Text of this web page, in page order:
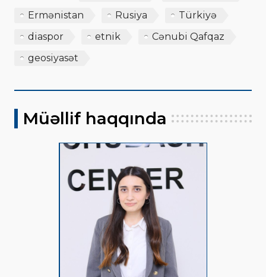
Ermənistan
Rusiya
Türkiyə
diaspor
etnik
Cənubi Qafqaz
geosiyasət
Müəllif haqqında